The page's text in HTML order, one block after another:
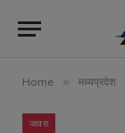
Home » मध्यप्रदेश
जावरा